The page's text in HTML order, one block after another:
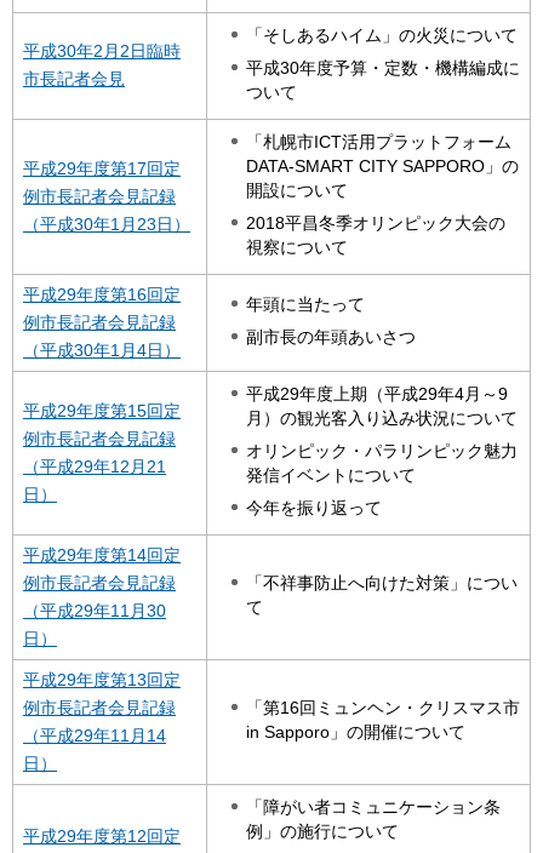
平成30年2月2日臨時
市長記者会見
「そしあるハイム」の火災について
平成30年度予算・定数・機構編成に
ついて
平成29年度第17回定
例市長記者会見記録
（平成30年1月23日）
「札幌市ICT活用プラットフォーム
DATA-SMART CITY SAPPORO」の
開設について
2018平昌冬季オリンピック大会の
視察について
平成29年度第16回定
例市長記者会見記録
（平成30年1月4日）
年頭に当たって
副市長の年頭あいさつ
平成29年度第15回定
例市長記者会見記録
（平成29年12月21
日）
平成29年度上期（平成29年4月～9
月）の観光客入り込み状況について
オリンピック・パラリンピック魅力
発信イベントについて
今年を振り返って
平成29年度第14回定
例市長記者会見記録
（平成29年11月30
日）
「不祥事防止へ向けた対策」につい
て
平成29年度第13回定
例市長記者会見記録
（平成29年11月14
日）
「第16回ミュンヘン・クリスマス市
in Sapporo」の開催について
平成29年度第12回定
「障がい者コミュニケーション条
例」の施行について